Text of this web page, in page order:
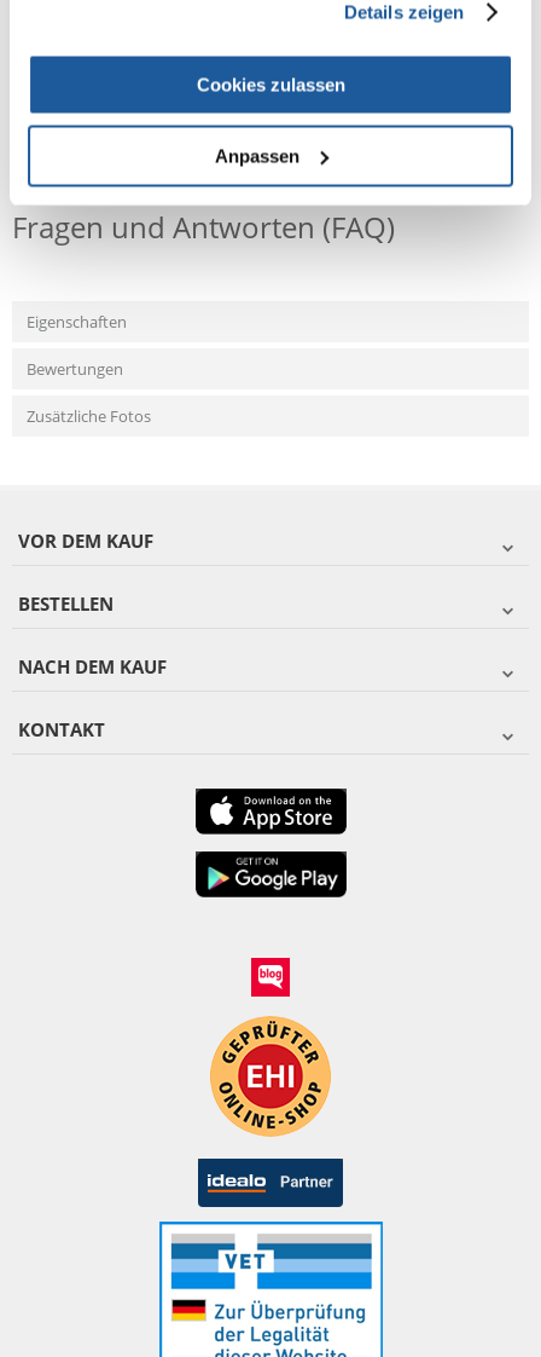
Details zeigen
Cookies zulassen
Anpassen
Fragen und Antworten (FAQ)
Eigenschaften
Bewertungen
Zusätzliche Fotos
VOR DEM KAUF
BESTELLEN
NACH DEM KAUF
KONTAKT